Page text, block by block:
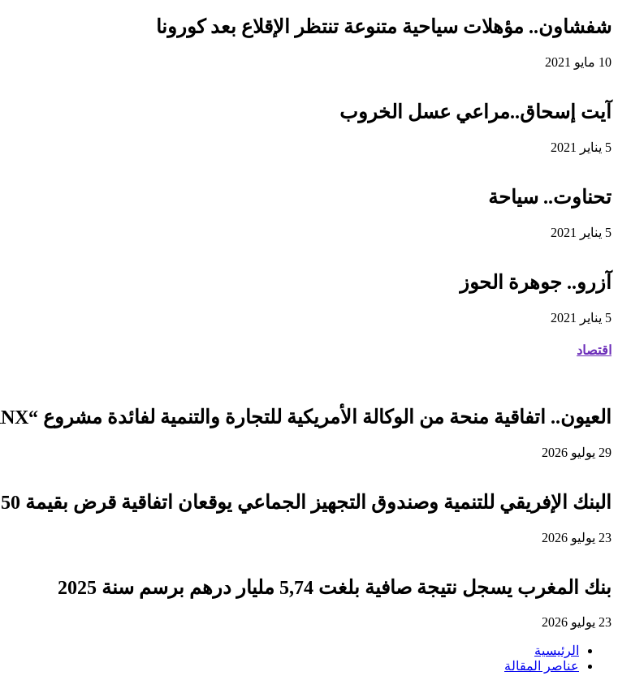
شفشاون.. مؤهلات سياحية متنوعة تنتظر الإقلاع بعد كورونا
10 مايو 2021
آيت إسحاق..مراعي عسل الخروب
5 يناير 2021
تحناوت.. سياحة
5 يناير 2021
آزرو.. جوهرة الحوز
5 يناير 2021
اقتصاد
العيون.. اتفاقية منحة من الوكالة الأمريكية للتجارة والتنمية لفائدة مشروع “ORNX” بغية إنتاج الأمونيا الخضراء
29 يوليو 2026
البنك الإفريقي للتنمية وصندوق التجهيز الجماعي يوقعان اتفاقية قرض بقيمة 150 مليون يورو لدعم التنمية الترابية
23 يوليو 2026
بنك المغرب يسجل نتيجة صافية بلغت 5,74 مليار درهم برسم سنة 2025
23 يوليو 2026
الرئيسية
عناصر المقالة